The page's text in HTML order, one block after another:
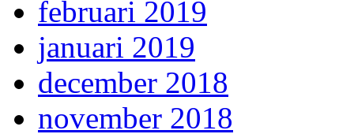
februari 2019
januari 2019
december 2018
november 2018